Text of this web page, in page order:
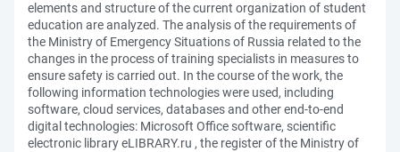
elements and structure of the current organization of student
education are analyzed. The analysis of the requirements of
the Ministry of Emergency Situations of Russia related to the
changes in the process of training specialists in measures to
ensure safety is carried out. In the course of the work, the
following information technologies were used, including
software, cloud services, databases and other end-to-end
digital technologies: Microsoft Office software, scientific
electronic library eLIBRARY.ru , the register of the Ministry of